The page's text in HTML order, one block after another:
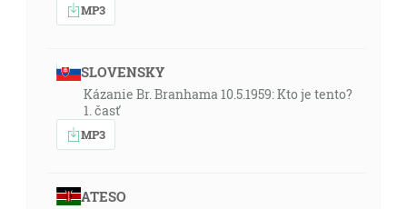
MP3
SLOVENSKY
Kázanie Br. Branhama 10.5.1959: Kto je tento?
1. časť
MP3
ATESO